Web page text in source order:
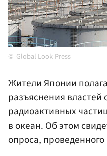
Global Look Press
ЖителиЯпонии
разъяснения
радиоактивных
в океан. Об этом
опроса, проведенного